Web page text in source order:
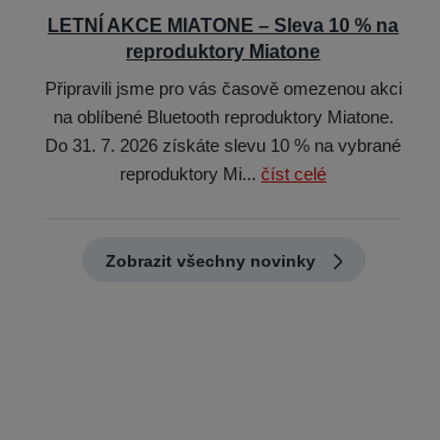
LETNÍ AKCE MIATONE – Sleva 10 % na
reproduktory Miatone
Připravili jsme pro vás časově omezenou akci
na oblíbené Bluetooth reproduktory Miatone.
Do 31. 7. 2026 získáte slevu 10 % na vybrané
reproduktory Mi...číst celé
Zobrazit všechny novinky